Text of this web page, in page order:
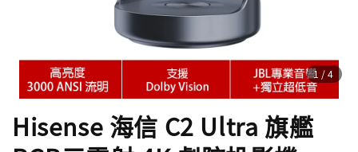
1 /4
Hisense 海信 C2 Ultra 旗艦